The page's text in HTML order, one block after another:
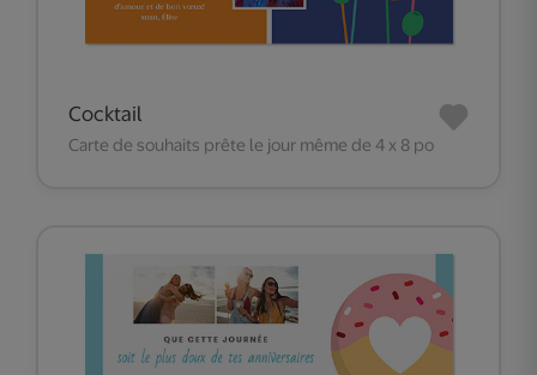
Cocktail
Carte de souhaits prête le jour même de 4 x 8 po